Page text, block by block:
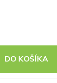
DO KOŠÍKA